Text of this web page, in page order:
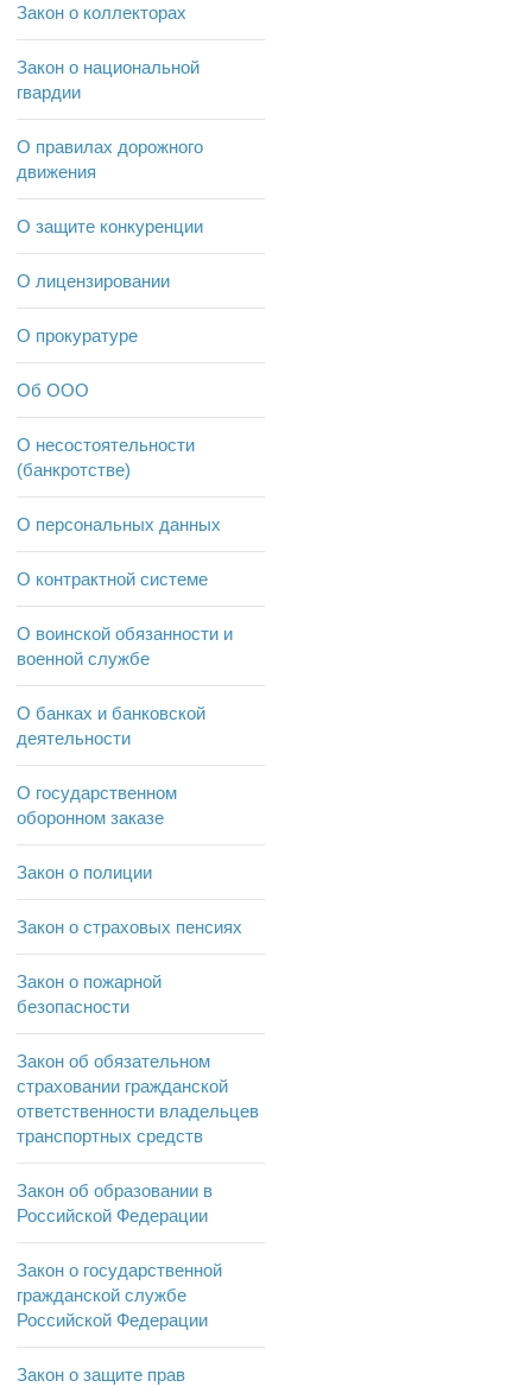
Закон о коллекторах
Закон о национальной
гвардии
О правилах дорожного
движения
О защите конкуренции
О лицензировании
О прокуратуре
Об ООО
О несостоятельности
(банкротстве)
О персональных данных
О контрактной системе
О воинской обязанности и
военной службе
О банках и банковской
деятельности
О государственном
оборонном заказе
Закон о полиции
Закон о страховых пенсиях
Закон о пожарной
безопасности
Закон об обязательном
страховании гражданской
ответственности владельцев
транспортных средств
Закон об образовании в
Российской Федерации
Закон о государственной
гражданской службе
Российской Федерации
Закон о защите прав